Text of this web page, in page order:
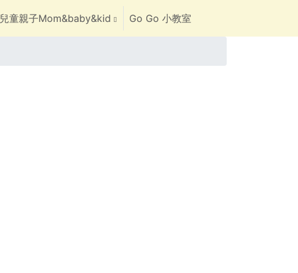
兒童親子Mom&baby&kid Go Go 小教室